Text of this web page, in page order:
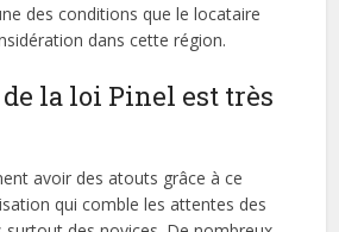
des conditions que le locataire
dans cette région.
la loi Pinel est très
avoir des atouts grâce à ce
qui comble les attentes des